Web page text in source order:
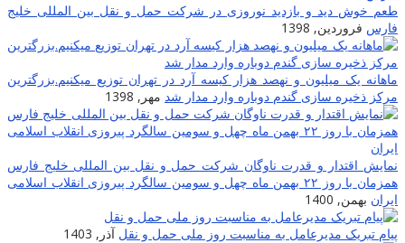
طعم خوش دید و بازدید نوروزی در شرکت حمل و نقل بین المللى خلیج
فارس فروردین, 1398
ماهانه یک میلیون و نهصد هزار کیسه آرد در تهران توزیع میکنیم.بزرگترین
مرکز ذخیره سازی گندم دوباره وارد مدار شد مهر, 1398
نمایش اقتدار و قدرت ناوگان شرکت حمل و نقل بین المللی خلیج فارس
همزمان با روز ۲۲ بهمن ماه چهل و سومین سالگرد پیروزی انقلاب اسلامی
ایران بهمن, 1400
پیام تبریک مدیرعامل به مناسبت روز ملی حمل و نقل آذر, 1403